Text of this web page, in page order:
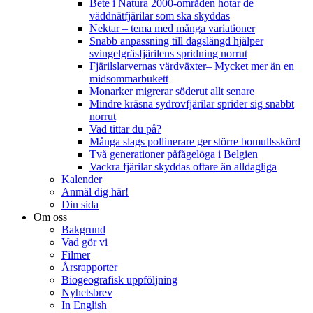
Bete i Natura 2000-områden hotar de
väddnätfjärilar som ska skyddas
Nektar – tema med många variationer
Snabb anpassning till dagslängd hjälper
svingelgräsfjärilens spridning norrut
Fjärilslarvernas värdväxter– Mycket mer än en
midsommarbukett
Monarker migrerar söderut allt senare
Mindre kräsna sydrovfjärilar sprider sig snabbt
norrut
Vad tittar du på?
Många slags pollinerare ger större bomullsskörd
Två generationer påfågelöga i Belgien
Vackra fjärilar skyddas oftare än alldagliga
Kalender
Anmäl dig här!
Din sida
Om oss
Bakgrund
Vad gör vi
Filmer
Årsrapporter
Biogeografisk uppföljning
Nyhetsbrev
In English